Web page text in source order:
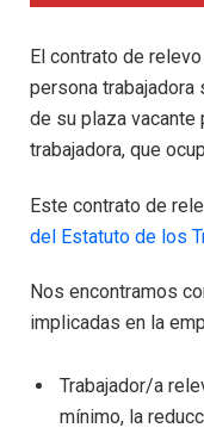
El contrato de
persona trabajadora
de su plaza vacante
trabajadora, que
Este contrato de
del Estatuto de los
Nos encontramos
implicadas en la
Trabajador/a
mínimo, la